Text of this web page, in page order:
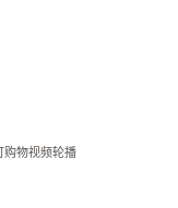
购物视频轮播